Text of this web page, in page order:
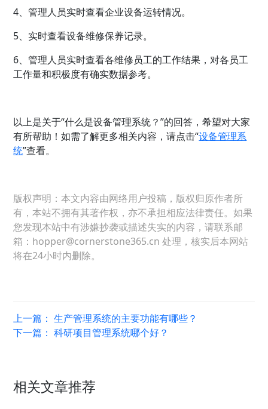
4、管理人员实时查看企业设备运转情况。
5、实时查看设备维修保养记录。
6、管理人员实时查看各维修员工的工作结果，对各员工
工作量和积极度有确实数据参考。
以上是关于“什么是设备管理系统？”的回答，希望对大家
有所帮助！如需了解更多相关内容，请点击“设备管理系
统”查看。
版权声明：本文内容由网络用户投稿，版权归原作者所
有，本站不拥有其著作权，亦不承担相应法律责任。如果
您发现本站中有涉嫌抄袭或描述失实的内容，请联系邮
箱：hopper@cornerstone365.cn 处理，核实后本网站
将在24小时内删除。
上一篇：生产管理系统的主要功能有哪些？
下一篇：科研项目管理系统哪个好？
相关文章推荐